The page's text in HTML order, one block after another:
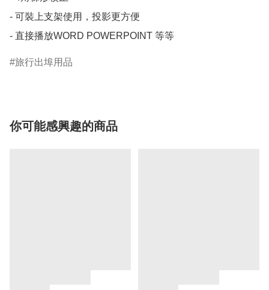
- 可裝上支架使用，投影更方便
- 直接播放WORD POWERPOINT 等等
旅行出埠用品
你可能感興趣的商品